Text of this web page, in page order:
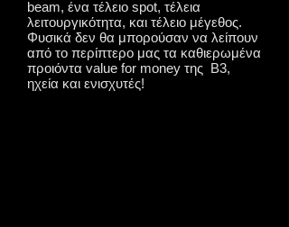
beam, ένα τέλειο spot, τέλεια
λειτουργικότητα, και τέλειο μέγεθος.
Φυσικά δεν θα μπορούσαν να λείπουν
από το περίπτερο μας τα καθιερωμένα
προιόντα value for money της Β3,
ηχεία και ενισχυτές!